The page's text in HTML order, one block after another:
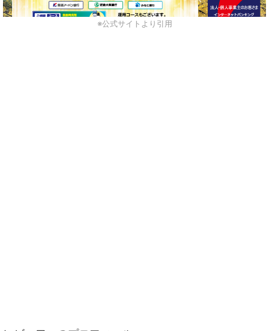
※公式サイトより引用